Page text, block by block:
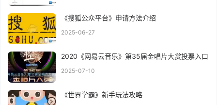
《搜狐公众平台》申请方法介绍
2025-06-27
2020《网易云音乐》第35届金唱片大赏投票入口
2025-07-10
《世界学霸》新手玩法攻略